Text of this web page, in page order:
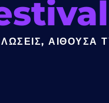
, ΑΊΘΟΥΣΑ